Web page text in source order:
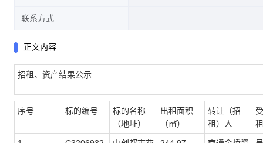
联系方式
正文内容
招租、资产结果公示
序号 标的编号
标的名称
（地址）
出租面积
（㎡）
转让（招
租）人